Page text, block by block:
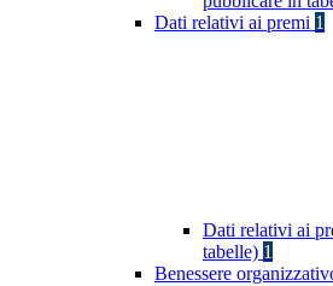
Dati relativi ai premi 1
Dati relativi ai
tabelle) 1
Benessere